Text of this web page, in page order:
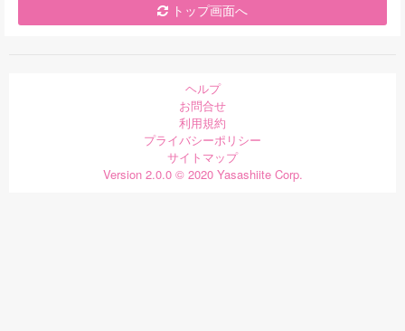
トップ画面へ
ヘルプ
お問合せ
利用規約
プライバシーポリシー
サイトマップ
Version 2.0.0 © 2020 Yasashiite Corp.